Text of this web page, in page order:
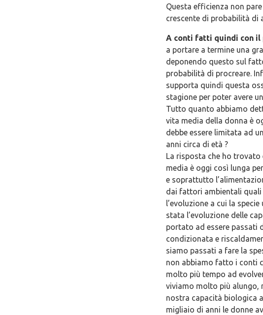
Questa efficienza non
crescente di probabilità di
A conti fatti quindi con il
a portare a termine una
deponendo questo sul
probabilità di procreare.
supporta quindi questa
stagione per poter avere
Tutto quanto abbiamo
vita media della donna è
debbe essere limitata ad
anni circa di età ?
La risposta che ho trovato
media è oggi così lunga
e soprattutto
dai fattori ambientali quali
l’evoluzione a cui la
stata l’evoluzione delle
portato ad essere passati
condizionata e
siamo passati a fare la
non abbiamo fatto i conti
molto più tempo ad
viviamo molto più alungo,
nostra capacità biologica
migliaio di anni le donne